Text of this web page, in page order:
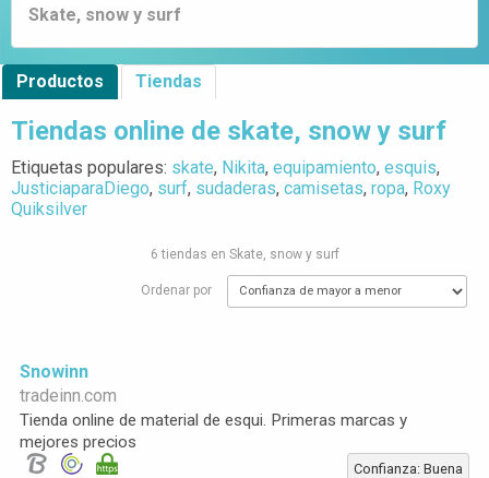
Skate, snow y surf
Productos Tiendas
Tiendas online de skate, snow y surf
Etiquetas populares: skate, Nikita, equipamiento, esquis,
JusticiaparaDiego, surf, sudaderas, camisetas, ropa, Roxy
Quiksilver
6 tiendas en Skate, snow y surf
Ordenar por
Snowinn
tradeinn.com
Tienda online de material de esqui. Primeras marcas y
mejores precios
Confianza: Buena